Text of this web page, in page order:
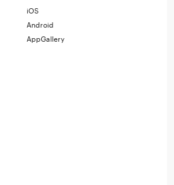
iOS
Android
AppGallery